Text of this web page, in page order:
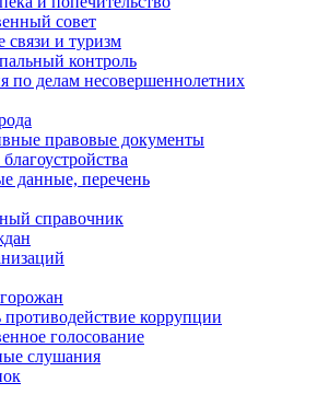
совет
и туризм
контроль
по делам несовершеннолетних
правовые документы
данные, перечень
справочник
коррупции
голосование
слушания